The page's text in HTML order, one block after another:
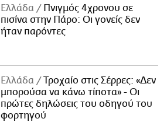
Ελλάδα
Πνιγμός 4χρονου σε
πισίνα στην Πάρο: Οι γονείς δεν
ήταν παρόντες
Ελλάδα
Τροχαίο στις Σέρρες: «Δεν
μπορούσα να κάνω τίποτα» - Οι
πρώτες δηλώσεις του οδηγού του
φορτηγού